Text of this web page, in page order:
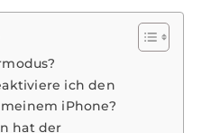
ich den
iPhone?
hat der